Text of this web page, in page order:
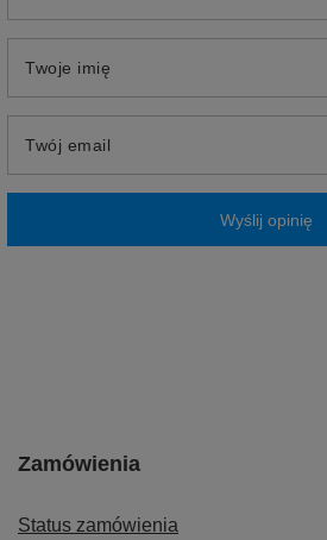
Twoje imię
Twój email
Wyślij opinię
Zamówienia
Status zamówienia